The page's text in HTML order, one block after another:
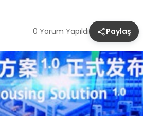
0 Yorum Yapıldı Paylaş